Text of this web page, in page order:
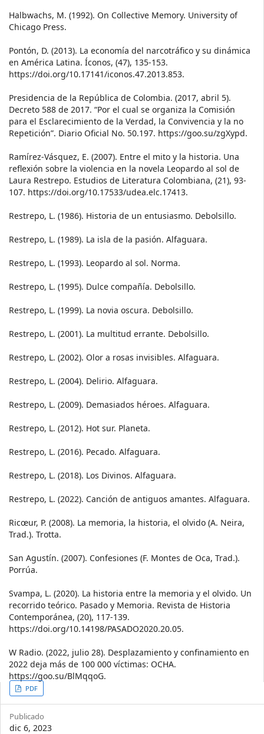
Halbwachs, M. (1992). On Collective Memory. University of
Chicago Press.
Pontón, D. (2013). La economía del narcotráfico y su dinámica
en América Latina. Íconos, (47), 135-153.
https://doi.org/10.17141/iconos.47.2013.853.
Presidencia de la República de Colombia. (2017, abril 5).
Decreto 588 de 2017. “Por el cual se organiza la Comisión
para el Esclarecimiento de la Verdad, la Convivencia y la no
Repetición”. Diario Oficial No. 50.197. https://goo.su/zgXypd.
Ramírez-Vásquez, E. (2007). Entre el mito y la historia. Una
reflexión sobre la violencia en la novela Leopardo al sol de
Laura Restrepo. Estudios de Literatura Colombiana, (21), 93-
107. https://doi.org/10.17533/udea.elc.17413.
Restrepo, L. (1986). Historia de un entusiasmo. Debolsillo.
Restrepo, L. (1989). La isla de la pasión. Alfaguara.
Restrepo, L. (1993). Leopardo al sol. Norma.
Restrepo, L. (1995). Dulce compañía. Debolsillo.
Restrepo, L. (1999). La novia oscura. Debolsillo.
Restrepo, L. (2001). La multitud errante. Debolsillo.
Restrepo, L. (2002). Olor a rosas invisibles. Alfaguara.
Restrepo, L. (2004). Delirio. Alfaguara.
Restrepo, L. (2009). Demasiados héroes. Alfaguara.
Restrepo, L. (2012). Hot sur. Planeta.
Restrepo, L. (2016). Pecado. Alfaguara.
Restrepo, L. (2018). Los Divinos. Alfaguara.
Restrepo, L. (2022). Canción de antiguos amantes. Alfaguara.
Ricœur, P. (2008). La memoria, la historia, el olvido (A. Neira,
Trad.). Trotta.
San Agustín. (2007). Confesiones (F. Montes de Oca, Trad.).
Porrúa.
Svampa, L. (2020). La historia entre la memoria y el olvido. Un
recorrido teórico. Pasado y Memoria. Revista de Historia
Contemporánea, (20), 117-139.
https://doi.org/10.14198/PASADO2020.20.05.
W Radio. (2022, julio 28). Desplazamiento y confinamiento en
2022 deja más de 100 000 víctimas: OCHA.
https://goo.su/BlMqqoG.
Article
Sidebar
PDF
Publicado
dic 6, 2023